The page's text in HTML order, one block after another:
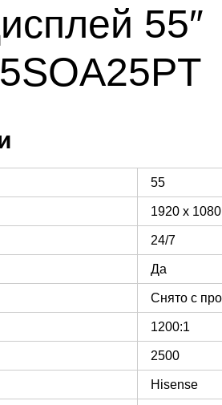
55″
55
1920 x 1080
24/7
Да
Снято с
1200:1
2500
Hisense